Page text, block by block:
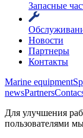
Запасные
Новости
Партнеры
Контакты
Marine equipment
newsPartners
Для улучшения
пользователями